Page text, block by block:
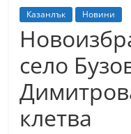
н
ъ
к
и
о
б
Казанлък Новини
село
клетва